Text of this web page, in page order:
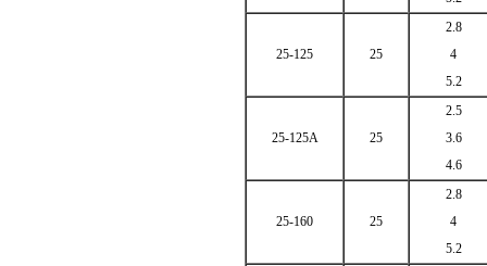
25-125 25
2.8
4
5.2
25-125A 25
2.5
3.6
4.6
25-160 25
2.8
4
5.2